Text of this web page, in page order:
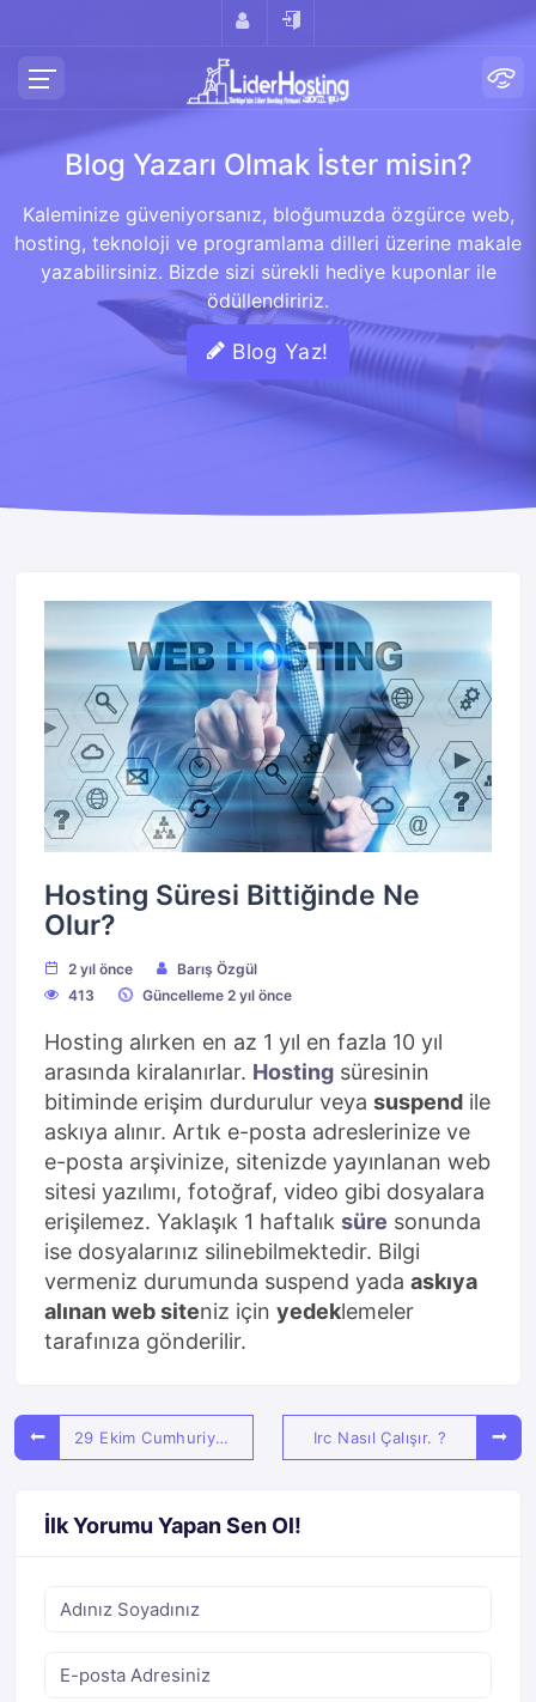
Blog Yazarı Olmak İster misin?
Kaleminize güveniyorsanız, bloğumuzda özgürce web,
hosting, teknoloji ve programlama dilleri üzerine makale
yazabilirsiniz. Bizde sizi sürekli hediye kuponlar ile
ödüllendiririz.
Blog Yaz!
Hosting Süresi Bittiğinde Ne
Olur?
2 yıl önce
Barış Özgül
413
Güncelleme 2 yıl önce
Hosting alırken en az 1 yıl en fazla 10 yıl
arasında kiralanırlar. Hosting süresinin
bitiminde erişim durdurulur veya suspend ile
askıya alınır. Artık e-posta adreslerinize ve
e-posta arşivinize, sitenizde yayınlanan web
sitesi yazılımı, fotoğraf, video gibi dosyalara
erişilemez. Yaklaşık 1 haftalık süre sonunda
ise dosyalarınız silinebilmektedir. Bilgi
vermeniz durumunda suspend yada askıya
alınan web siteniz için yedeklemeler
tarafınıza gönderilir.
29 Ekim Cumhuriyet Bayramı Irc Nasıl Çalışır. ?
İlk Yorumu Yapan Sen Ol!